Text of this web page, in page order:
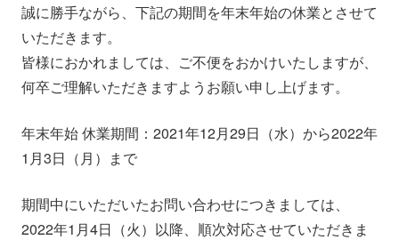
クラウドモビリティ研究所
お問い合わせ
会社情報
採用情報 資料ダウンロード
誠に勝手ながら、下記の期間を年末年始の休業とさせて
いただきます。
皆様におかれましては、ご不便をおかけいたしますが、
何卒ご理解いただきますようお願い申し上げます。
年末年始 休業期間：2021年12月29日（水）から2022年
1月3日（月）まで
期間中にいただいたお問い合わせにつきましては、
2022年1月4日（火）以降、順次対応させていただきま